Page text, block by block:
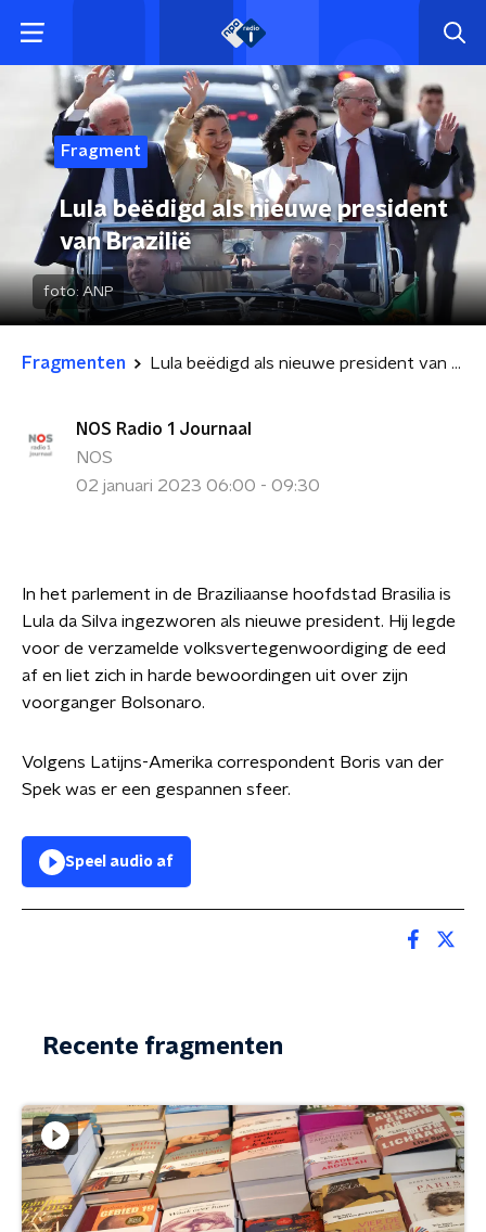
Fragment
Lula beëdigd als nieuwe president
van Brazilië
foto: ANP
Fragmenten Lula beëdigd als nieuwe president van Brazilië
NOS Radio 1 Journaal
NOS
02 januari 2023 06:00 - 09:30
In het parlement in de Braziliaanse hoofdstad Brasilia is
Lula da Silva ingezworen als nieuwe president. Hij legde
voor de verzamelde volksvertegenwoordiging de eed
af en liet zich in harde bewoordingen uit over zijn
voorganger Bolsonaro.
Volgens Latijns-Amerika correspondent Boris van der
Spek was er een gespannen sfeer.
Speel audio af
Recente fragmenten